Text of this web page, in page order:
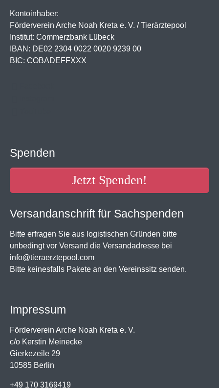
Kontoinhaber:
Förderverein Arche Noah Kreta e. V. / Tierärztepool
Institut: Commerzbank Lübeck
IBAN: DE02 2304 0022 0020 9239 00
BIC: COBADEFFXXX
Spenden
Jetzt Spenden!
Versandanschrift für Sachspenden
Bitte erfragen Sie aus logistischen Gründen bitte
unbedingt vor Versand die Versandadresse bei
info@tieraerztepool.com
Bitte keinesfalls Pakete an den Vereinssitz senden.
Impressum
Förderverein Arche Noah Kreta e. V.
c/o Kerstin Meinecke
Gierkezeile 29
10585 Berlin
+49 170 3169419